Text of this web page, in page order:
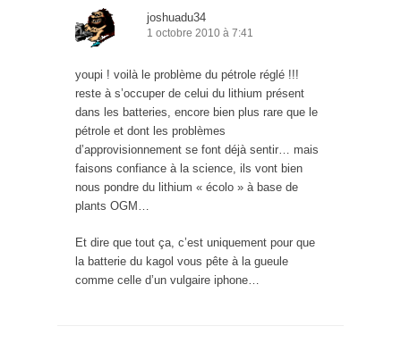
joshuadu34
1 octobre 2010 à 7:41
youpi ! voilà le problème du pétrole réglé !!!
reste à s’occuper de celui du lithium présent
dans les batteries, encore bien plus rare que le
pétrole et dont les problèmes
d’approvisionnement se font déjà sentir… mais
faisons confiance à la science, ils vont bien
nous pondre du lithium « écolo » à base de
plants OGM…
Et dire que tout ça, c’est uniquement pour que
la batterie du kagol vous pête à la gueule
comme celle d’un vulgaire iphone…